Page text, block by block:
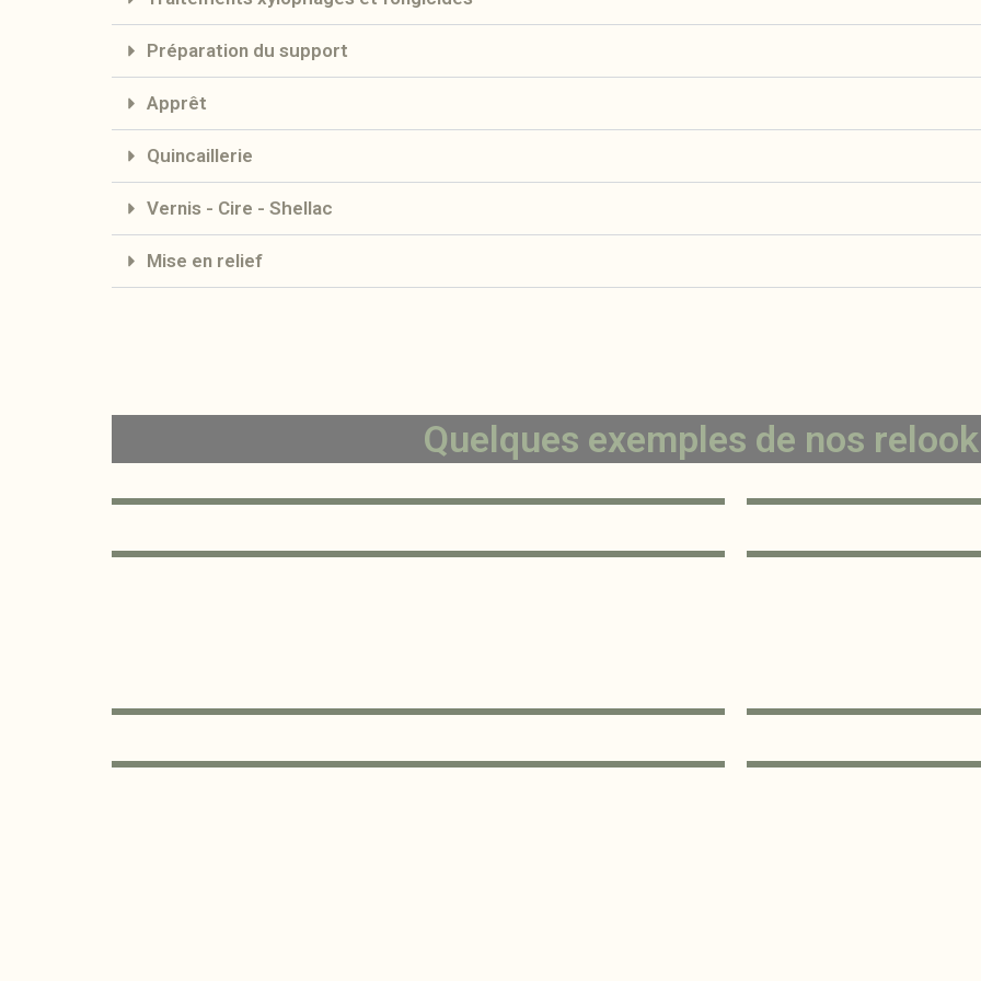
Préparation du support
Apprêt
Quincaillerie
Vernis - Cire - Shellac
Mise en relief
Quelques exemples de nos